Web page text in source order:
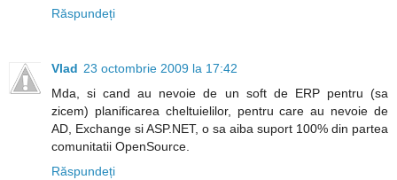
Răspundeți
Vlad 23 octombrie 2009 la 17:42
Mda, si cand au nevoie de un soft de ERP pentru (sa
zicem) planificarea cheltuielilor, pentru care au nevoie de
AD, Exchange si ASP.NET, o sa aiba suport 100% din partea
comunitatii OpenSource.
Răspundeți